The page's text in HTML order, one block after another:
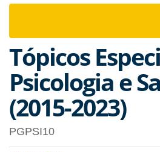
Tópicos
Psicologia e
(2015-2023)
PGPSI10